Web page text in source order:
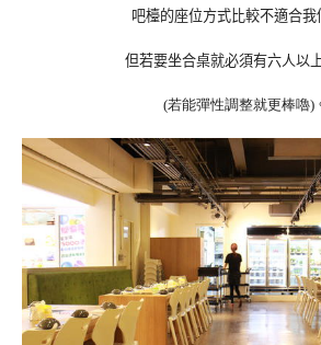
吧檯的座位方式比較不適合我
但若要坐合桌就必須有六人以
(若能彈性調整就更棒嚕)